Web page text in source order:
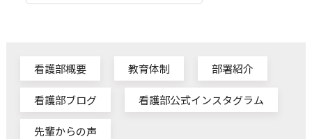
看護部概要 教育体制 部署紹介
看護部ブログ 看護部公式インスタグラム
先輩からの声